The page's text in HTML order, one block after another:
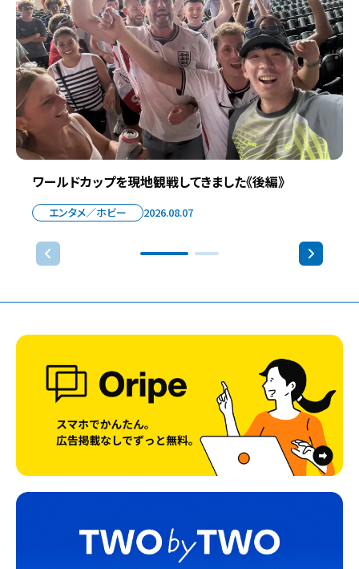
ワールドカップを現地観戦してきました《後編》
エンタメ／ホビー 2026.08.07